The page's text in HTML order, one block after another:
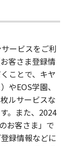
ービスをご利
客さま登録情
ことで、キヤ
やEOS学園、
ルサービスな
。また、2024
お客さま」で
録情報などに